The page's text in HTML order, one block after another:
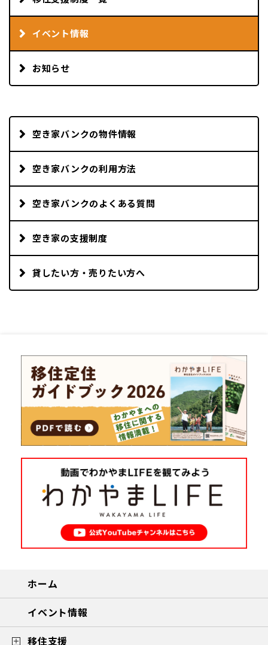
イベント情報
お知らせ
空き家バンクの物件情報
空き家バンクの利用方法
空き家バンクのよくある質問
空き家の支援制度
貸したい方・売りたい方へ
ホーム
イベント情報
移住支援